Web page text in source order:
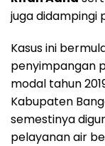
juga didampingi
Kasus ini
penyimpangan
modal tahun
Kabupaten
semestinya
pelayanan air